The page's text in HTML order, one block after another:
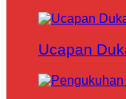
Ucapan